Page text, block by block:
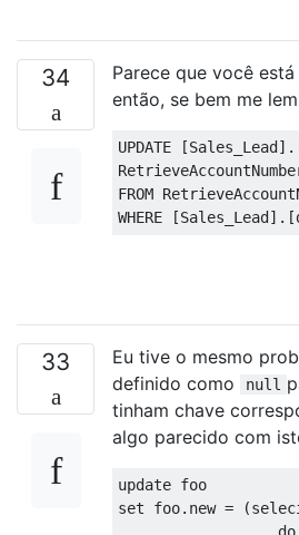
34
Parece que você
então, se bem me
UPDATE [Sales_Lead
FROM
WHERE
[Sales_Lead].[
33 Eu tive o mesmo
definido como
null
tinham chave
algo parecido com
update foo
set foo.new =
do